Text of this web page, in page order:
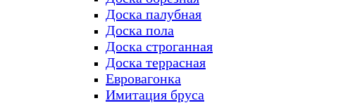
Доска палубная
Доска пола
Доска строганная
Доска террасная
Евровагонка
Имитация бруса